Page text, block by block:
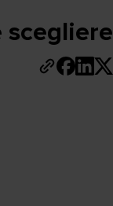
scegliere